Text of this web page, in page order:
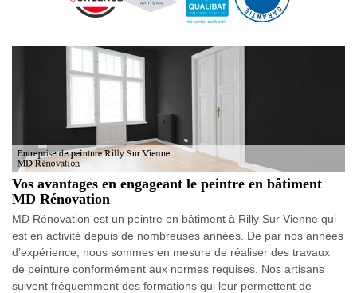
Vos avantages en engageant le peintre en bâtiment
MD Rénovation
MD Rénovation est un peintre en bâtiment à Rilly Sur Vienne qui
est en activité depuis de nombreuses années. De par nos années
d’expérience, nous sommes en mesure de réaliser des travaux
de peinture conformément aux normes requises. Nos artisans
suivent fréquemment des formations qui leur permettent de